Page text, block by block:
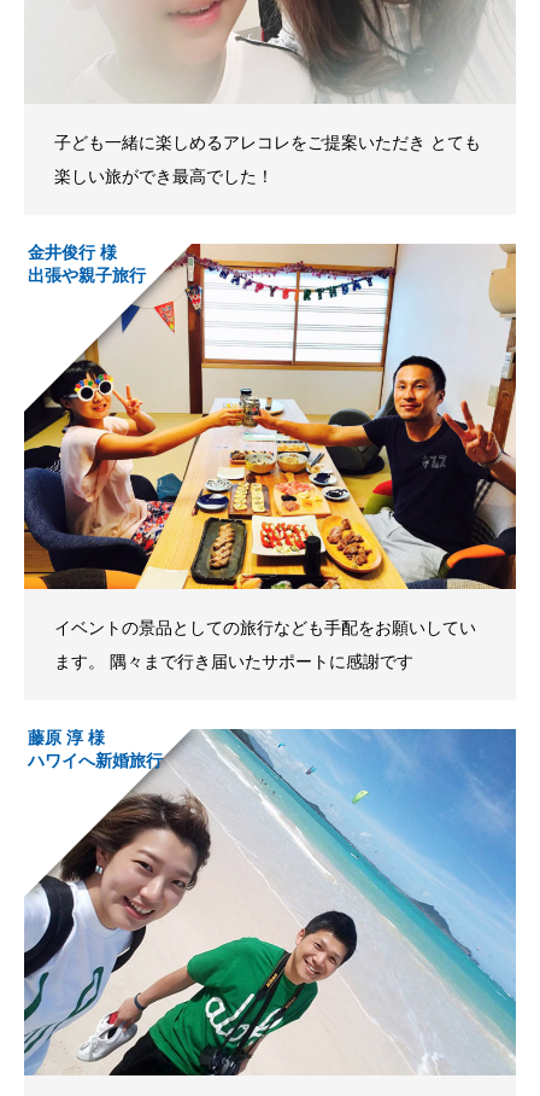
子ども一緒に楽しめるアレコレをご提案いただき とても
楽しい旅ができ最高でした！
金井俊行 様
出張や親子旅行
イベントの景品としての旅行なども手配をお願いしてい
ます。 隅々まで行き届いたサポートに感謝です
藤原 淳 様
ハワイへ新婚旅行